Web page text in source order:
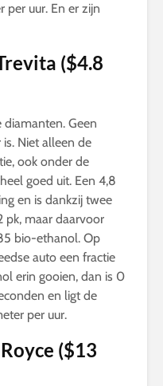
uur. En er zijn
($4.8
Geen
Niet alleen de
ook onder de
goed uit. Een 4,8
en is dankzij twee
pk, maar daarvoor
bio-ethanol. Op
auto een fractie
erin gooien, dan is 0
en ligt de
per uur.
($13